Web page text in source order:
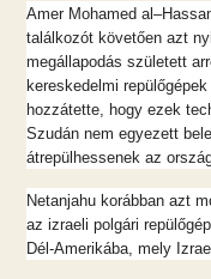
Amer Mohamed
találkozót követően azt
megállapodás született
kereskedelmi
hozzátette, hogy ezek
Szudán nem egyezett
átrepülhessenek az
Netanjahu korábban azt
az izraeli polgári
Dél-Amerikába, mely